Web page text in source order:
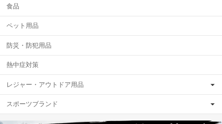
食品
ペット用品
防災・防犯用品
熱中症対策
レジャー・アウトドア用品
スポーツブランド